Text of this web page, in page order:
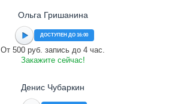
Ольга Гришанина
ДОСТУПЕН ДО 16:00
От 500 руб. запись до 4 час.
Закажите сейчас!
Денис Чубаркин